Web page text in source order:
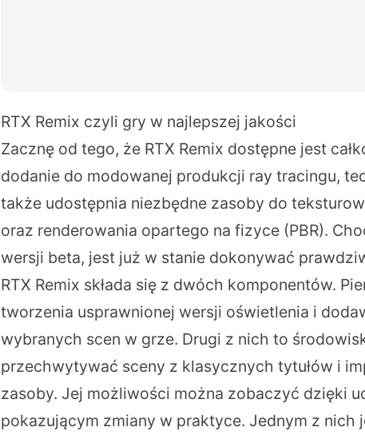
RTX Remix czyli gry w najlepszej jakości
Zacznę od tego, że RTX Remix dostępne jest
dodanie do modowanej produkcji ray tracingu,
także udostępnia niezbędne zasoby do
oraz renderowania opartego na fizyce (PBR).
wersji beta, jest już w stanie dokonywać
RTX Remix składa się z dwóch komponentów.
tworzenia usprawnionej wersji oświetlenia i
wybranych scen w grze. Drugi z nich to
przechwytywać sceny z klasycznych tytułów i
zasoby. Jej możliwości można zobaczyć dzięki
pokazującym zmiany w praktyce. Jednym z nich